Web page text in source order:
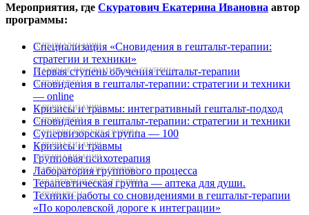
Мероприятия, где Скуратович Екатерина Ивановна автор
программы:
Специализация «Сновидения в гештальт-терапии:
стратегии и техники»
СПЕЦИАЛИЗАЦИИ
Первая ступень обучения гештальт-терапии
БАЗОВЫЕ ПРОГРАММЫ (1-2 СТУПЕНЬ)
Сновидения в гештальт-терапии: стратегии и техники
— online
СПЕЦКУРСЫ
Кризисы и травмы: интегративный гештальт-подход
СПЕЦИАЛИЗАЦИИ
Сновидения в гештальт-терапии: стратегии и техники
СПЕЦКУРСЫ
Супервизорская группа — 100
СУПЕРВИЗОРСКИЕ ГРУППЫ
Кризисы и травмы
СПЕЦИАЛИЗАЦИИ
Групповая психотерапия
СПЕЦИАЛИЗАЦИИ
Лаборатория группового процесса
СУПЕРВИЗОРСКИЕ ГРУППЫ
Терапевтическая группа — аптека для души.
ТЕРАПЕВТИЧЕСКИЕ ГРУППЫ
Техники работы со сновидениями в гештальт-терапии
«По королевской дороге к интеграции»
СПЕЦКУРСЫ